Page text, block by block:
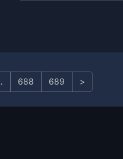
688 689 >